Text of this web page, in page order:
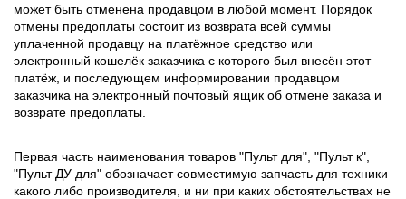
может быть отменена продавцом в любой момент. Порядок
отмены предоплаты состоит из возврата всей суммы
уплаченной продавцу на платёжное средство или
электронный кошелёк заказчика с которого был внесён этот
платёж, и последующем информировании продавцом
заказчика на электронный почтовый ящик об отмене заказа и
возврате предоплаты.
Первая часть наименования товаров "Пульт для", "Пульт к",
"Пульт ДУ для" обозначает совместимую запчасть для техники
какого либо производителя, и ни при каких обстоятельствах не